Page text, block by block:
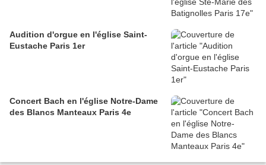
Audition d'orgue en l'église Saint-
Eustache Paris 1er
Concert Bach en l'église Notre-Dame
des Blancs Manteaux Paris 4e